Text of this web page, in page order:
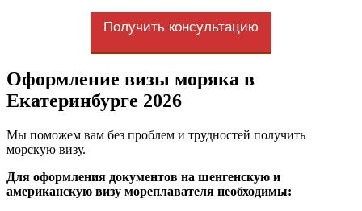
Получить консультацию
Оформление визы моряка в
Екатеринбурге 2026
Мы поможем вам без проблем и трудностей получить
морскую визу.
Для оформления документов на шенгенскую и
американскую визу мореплавателя необходимы: